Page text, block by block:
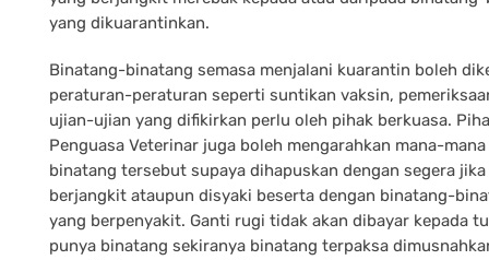
yang dikuarantinkan.
Binatang-binatang semasa menjalani kuarantin boleh
peraturan-peraturan seperti suntikan vaksin,
ujian-ujian yang difikirkan perlu oleh pihak berkuasa.
Penguasa Veterinar juga boleh mengarahkan mana-
binatang tersebut supaya dihapuskan dengan segera
berjangkit ataupun disyaki beserta dengan binatang-
yang berpenyakit. Ganti rugi tidak akan dibayar kepada
punya binatang sekiranya binatang terpaksa